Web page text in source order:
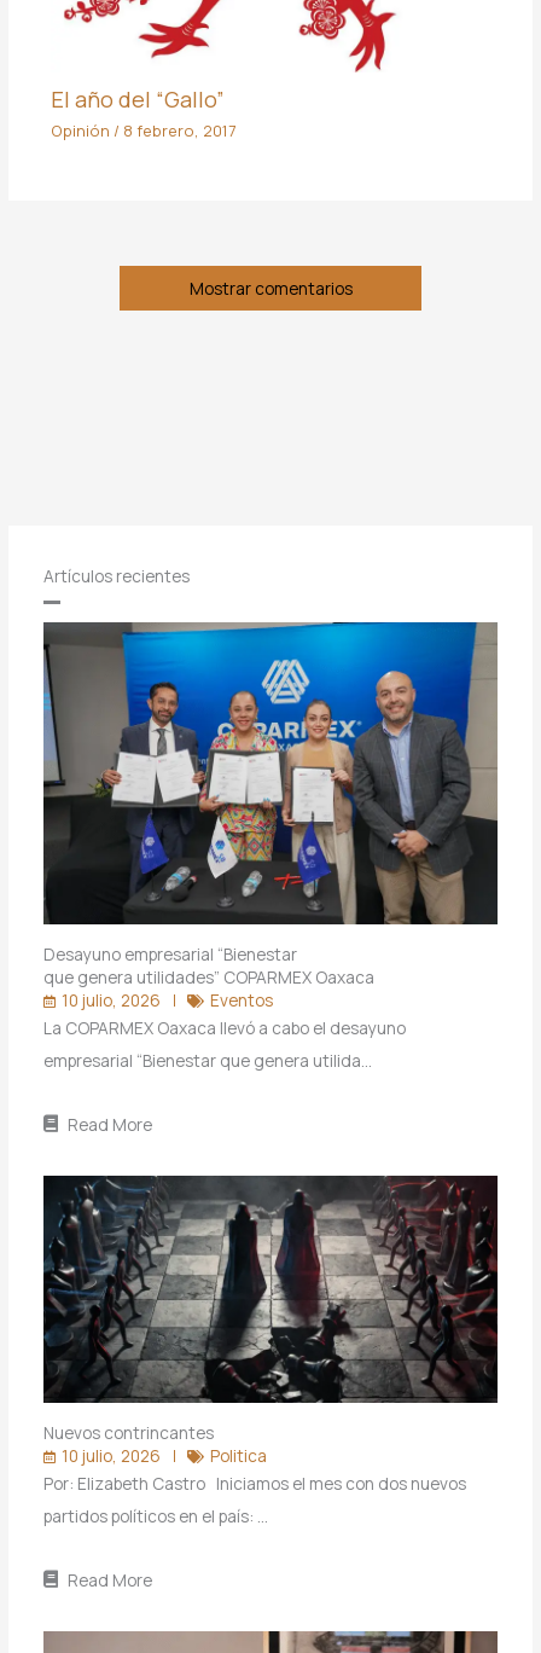
El año del “Gallo”
Opinión / 8 febrero, 2017
Mostrar comentarios
Artículos recientes
Desayuno empresarial “Bienestar
que genera utilidades” COPARMEX Oaxaca
10 julio, 2026
Eventos
La COPARMEX Oaxaca llevó a cabo el desayuno
empresarial “Bienestar que genera utilida…
Read More
Nuevos contrincantes
10 julio, 2026
Politica
Por: Elizabeth Castro Iniciamos el mes con dos nuevos
partidos políticos en el país: …
Read More